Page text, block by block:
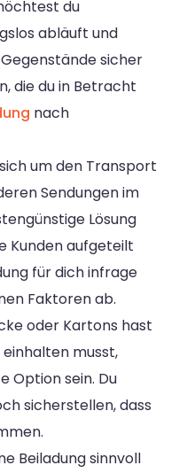
du
abläuft und
sicher
die du in Betracht
nach
um den Transport
Sendungen im
Lösung
Kunden aufgeteilt
für dich infrage
Faktoren ab.
oder Kartons hast
musst,
Option sein. Du
sicherstellen, dass
Beiladung sinnvoll